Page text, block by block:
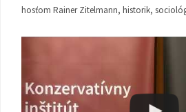
hosťom Rainer Zitelmann, historik,